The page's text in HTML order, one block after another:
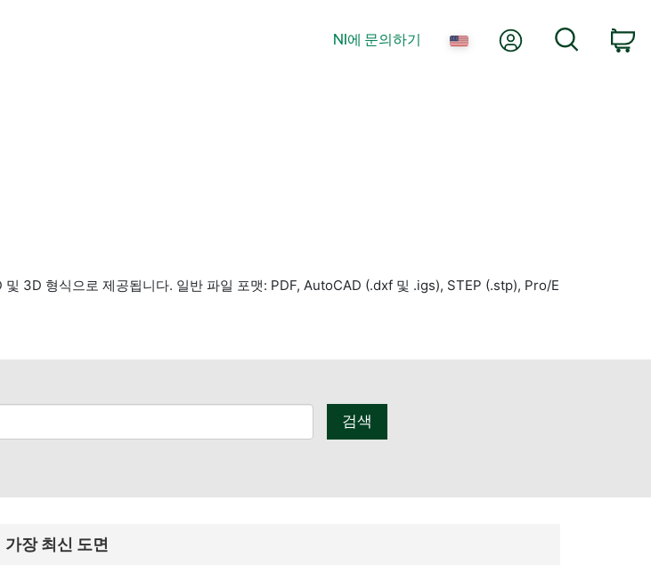
NI에 문의하기 내 계정
3D 형식으로 제공됩니다. 일반 파일 포맷: PDF, AutoCAD (.dxf 및 .igs), STEP (.stp), Pro/E
검색
가장 최신 도면